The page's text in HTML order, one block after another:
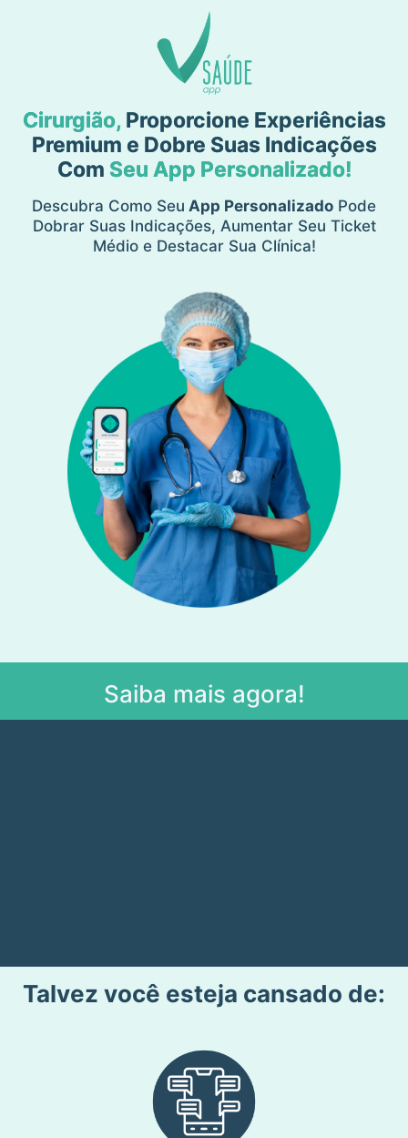
Cirurgião, Proporcione Experiências
Premium e Dobre Suas Indicações
Com Seu App Personalizado!
Descubra Como Seu App Personalizado Pode
Dobrar Suas Indicações, Aumentar Seu Ticket
Médio e Destacar Sua Clínica!
Saiba mais agora!
Talvez você esteja cansado de: